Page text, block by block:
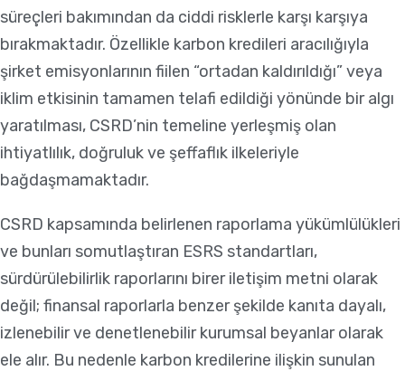
süreçleri bakımından da ciddi risklerle karşı karşıya
bırakmaktadır. Özellikle karbon kredileri aracılığıyla
şirket emisyonlarının fiilen “ortadan kaldırıldığı” veya
iklim etkisinin tamamen telafi edildiği yönünde bir algı
yaratılması, CSRD’nin temeline yerleşmiş olan
ihtiyatlılık, doğruluk ve şeffaflık ilkeleriyle
bağdaşmamaktadır.
CSRD kapsamında belirlenen raporlama yükümlülükleri
ve bunları somutlaştıran ESRS standartları,
sürdürülebilirlik raporlarını birer iletişim metni olarak
değil; finansal raporlarla benzer şekilde kanıta dayalı,
izlenebilir ve denetlenebilir kurumsal beyanlar olarak
ele alır. Bu nedenle karbon kredilerine ilişkin sunulan